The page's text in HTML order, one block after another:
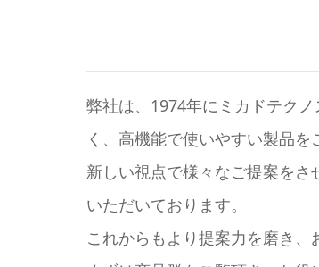
弊社は、1974年にミカドテク
く、高機能で使いやすい製品
新しい視点で様々なご提案を
いただいております。
これからもより提案力を磨き、